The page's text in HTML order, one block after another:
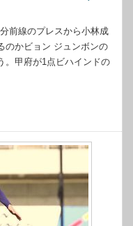
前線のプレスから小林成
のかビョン ジュンボンの
。甲府が1点ビハインドの